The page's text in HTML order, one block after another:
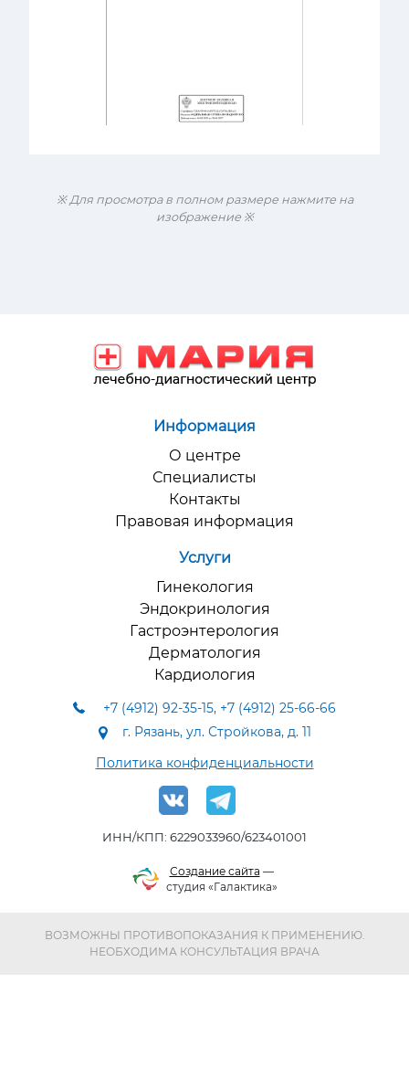
※ Для просмотра в полном размере нажмите на
изображение ※
Информация
О центре
Специалисты
Контакты
Правовая информация
Услуги
Гинекология
Эндокринология
Гастроэнтерология
Дерматология
Кардиология
+7 (4912) 92-35-15, +7 (4912) 25-66-66
г. Рязань, ул. Стройкова, д. 11
Политика конфиденциальности
ИНН/КПП: 6229033960/623401001
Создание сайта —
студия «Галактика»
ВОЗМОЖНЫ ПРОТИВОПОКАЗАНИЯ К ПРИМЕНЕНИЮ.
НЕОБХОДИМА КОНСУЛЬТАЦИЯ ВРАЧА